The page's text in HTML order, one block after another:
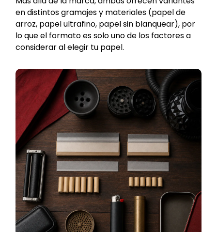
en distintos gramajes y materiales (papel de
arroz, papel ultrafino, papel sin blanquear), por
lo que el formato es solo uno de los factores a
considerar al elegir tu papel.